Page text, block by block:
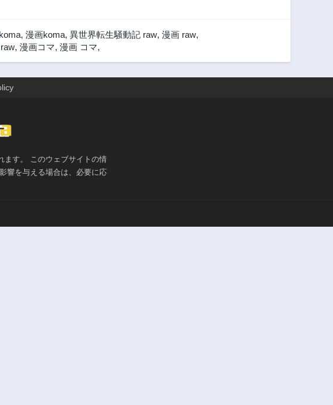
, 漫画koma, 異世界転生騒動記 raw, 漫画 raw,
, 漫画コマ, 漫画 コマ,
ます。 このウェブサイトの情
響を与える場合は、必要に応